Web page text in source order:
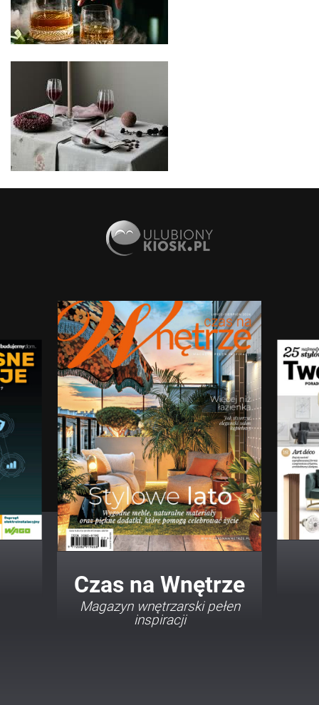
Twój Dom Twój Styl
Porady i inspiracje w
najmodniejszych stylach